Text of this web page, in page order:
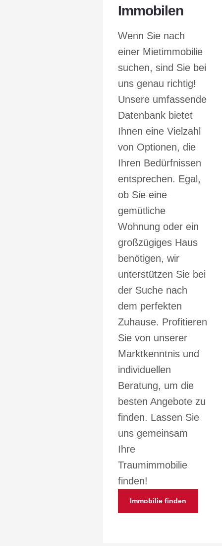
Immobilen
Wenn Sie nach
einer Mietimmobilie
suchen, sind Sie bei
uns genau richtig!
Unsere umfassende
Datenbank bietet
Ihnen eine Vielzahl
von Optionen, die
Ihren Bedürfnissen
entsprechen. Egal,
ob Sie eine
gemütliche
Wohnung oder ein
großzügiges Haus
benötigen, wir
unterstützen Sie bei
der Suche nach
dem perfekten
Zuhause. Profitieren
Sie von unserer
Marktkenntnis und
individuellen
Beratung, um die
besten Angebote zu
finden. Lassen Sie
uns gemeinsam
Ihre
Traumimmobilie
finden!
Immobilie finden